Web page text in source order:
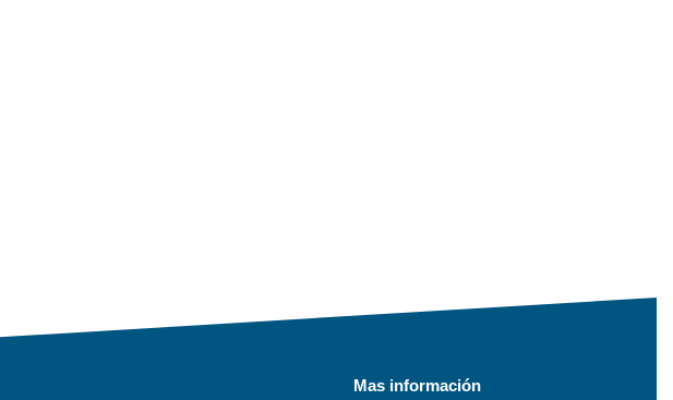
Mas información